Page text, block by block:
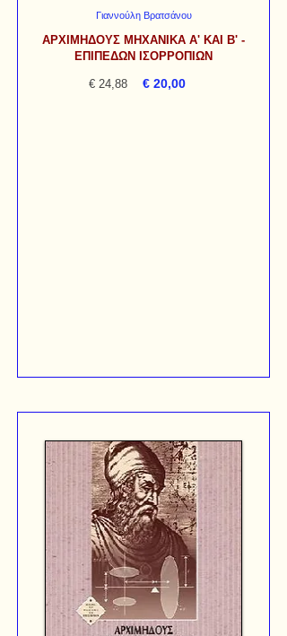
Γιαννούλη Βρατσάνου
ΑΡΧΙΜΗΔΟΥΣ ΜΗΧΑΝΙΚΑ Α' ΚΑΙ Β' -
ΕΠΙΠΕΔΩΝ ΙΣΟΡΡΟΠΙΩΝ
€ 24,88 € 20,00